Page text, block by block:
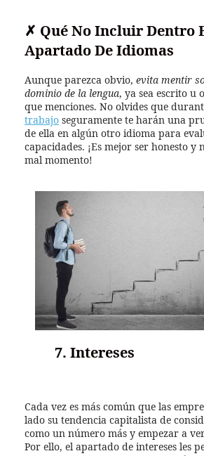
✗ Qué No Incluir Dentro
Apartado De Idiomas
Aunque parezca obvio, evita mentir
dominio de la lengua, ya sea escrito u
que menciones. No olvides que
trabajo seguramente te harán una
de ella en algún otro idioma para
capacidades. ¡Es mejor ser honesto y
mal momento!
7. Intereses
Cada vez es más común que las
lado su tendencia capitalista de
como un número más y empezar a
Por ello, el apartado de intereses les